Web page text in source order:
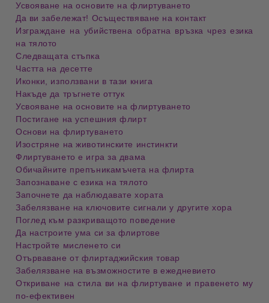
Усвояване на основите на флиртуването
Да ви забележат! Осъществяване на контакт
Изграждане на убийствена обратна връзка чрез езика
на тялото
Следващата стъпка
Частта на десетте
Иконки, използвани в тази книга
Накъде да тръгнете оттук
Усвояване на основите на флиртуването
Постигане на успешния флирт
Основи на флиртуването
Изостряне на животинските инстинкти
Флиртуването е игра за двама
Обичайните препъникамъчета на флирта
Запознаване с езика на тялото
Започнете да наблюдавате хората
Забелязване на ключовите сигнали у другите хора
Поглед към разкриващото поведение
Да настроите ума си за флиртове
Настройте мисленето си
Отърваване от флиртаджийския товар
Забелязване на възможностите в ежедневието
Откриване на стила ви на флиртуване и правенето му
по-ефективен